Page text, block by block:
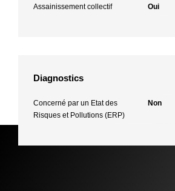
Assainissement collectif Oui
Diagnostics
Concerné par un Etat des
Risques et Pollutions (ERP)
Non